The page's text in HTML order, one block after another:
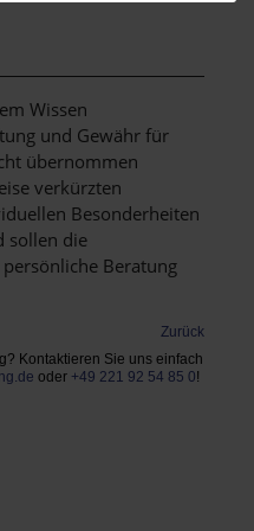
Wissen
und Gewähr für
übernommen
verkürzten
Besonderheiten
sollen die
Beratung
Zurück
Kontaktieren Sie uns einfach
oder +49 221 92 54 85 0!